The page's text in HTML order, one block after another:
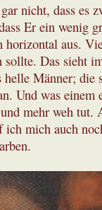
nicht, dass es
Er ein wenig
horizontal aus.
sollte. Das sieht
helle Männer;
Und was einem
mehr weh tut.
ich mich auch